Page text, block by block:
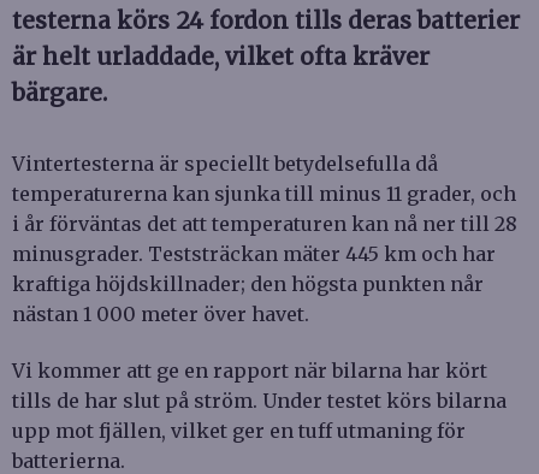
testerna körs 24 fordon tills deras batterier
är helt urladdade, vilket ofta kräver
bärgare.
Vintertesterna är speciellt betydelsefulla då
temperaturerna kan sjunka till minus 11 grader, och
i år förväntas det att temperaturen kan nå ner till 28
minusgrader. Teststräckan mäter 445 km och har
kraftiga höjdskillnader; den högsta punkten når
nästan 1 000 meter över havet.
Vi kommer att ge en rapport när bilarna har kört
tills de har slut på ström. Under testet körs bilarna
upp mot fjällen, vilket ger en tuff utmaning för
batterierna.